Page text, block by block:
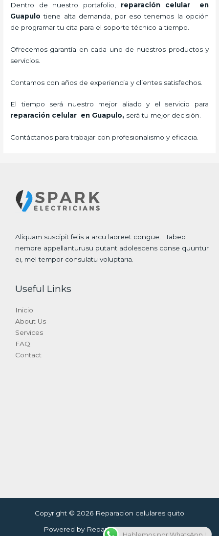
Dentro de nuestro portafolio, reparación celularen
Guapulo tiene alta demanda, por eso tenemos la opción
de programar tu cita para el soporte técnico a tiempo.
Ofrecemos garantía en cada uno de nuestros productos y
servicios.
Contamos con años de experiencia y clientes satisfechos.
El tiempo será nuestro mejor aliado y el servicio para
reparación celular en Guapulo, será tu mejor decisión.
Contáctanos para trabajar con profesionalismo y eficacia.
Aliquam suscipit felis a arcu laoreet congue. Habeo
nemore appellanturusu putant adolescens conse quuntur
ei, mel tempor consulatu voluptaria.
Useful Links
Inicio
About Us
Services
FAQ
Contact
Copyright © 2026 Reparacion celulares quito
Powered by Reparacion celulares quito